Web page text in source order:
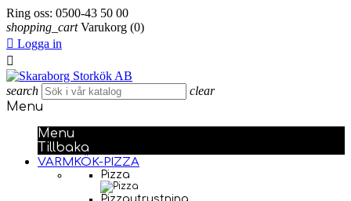
Ring oss: 0500-43 50 00
shopping_cart Varukorg (0)
 Logga in

search clear
Menu
Menu
Tillbaka
VARMKÖK-PIZZA
Pizza